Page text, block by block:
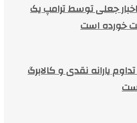
اخبار جعلی توسط ترامپ یک
خورده است
یارانه نقدی و کالابرگ